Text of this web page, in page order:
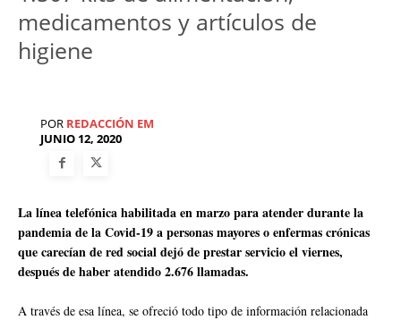
medicamentos y artículos de
higiene
POR REDACCIÓN EM
JUNIO 12, 2020
La línea telefónica habilitada en marzo para atender durante la
pandemia de la Covid-19 a personas mayores o enfermas crónicas
que carecían de red social dejó de prestar servicio el viernes,
después de haber atendido 2.676 llamadas.
A través de esa línea, se ofreció todo tipo de información relacionada